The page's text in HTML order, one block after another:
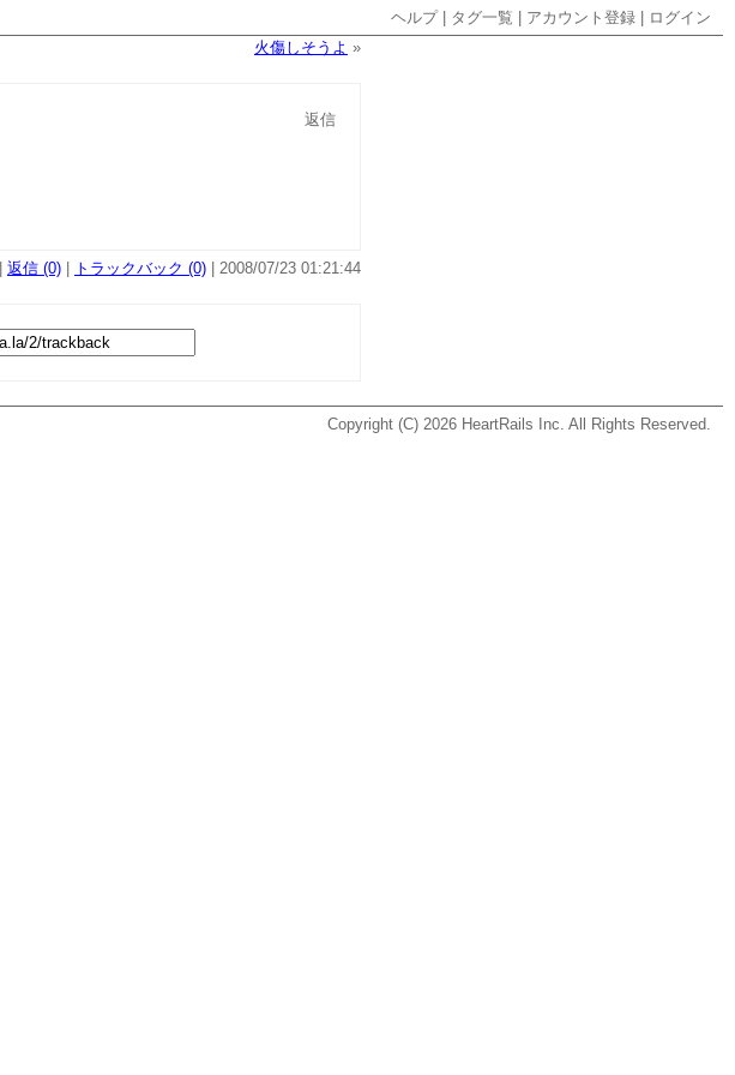
ヘルプ| タグ一覧 アカウント登録
ログイン
火傷しそうよ »
返信
返信 (0) トラックバック (0) | 2008/07/23 01:21:44
Copyright (C) 2026 HeartRails Inc. All Rights Reserved.